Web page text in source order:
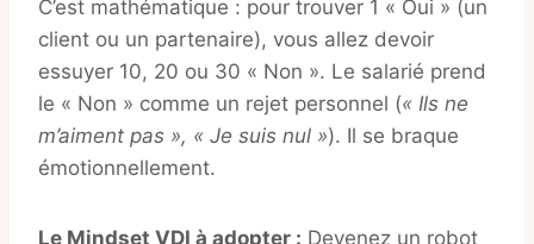
C’est mathématique : pour trouver 1 « Oui » (un
client ou un partenaire), vous allez devoir
essuyer 10, 20 ou 30 « Non ». Le salarié prend
le « Non » comme un rejet personnel (« Ils ne
m’aiment pas », « Je suis nul »). Il se braque
émotionnellement.
Le Mindset VDI à adopter : Devenez un robot